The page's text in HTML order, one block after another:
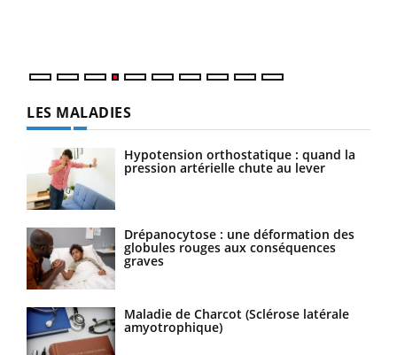
LES MALADIES
Hypotension orthostatique : quand la
pression artérielle chute au lever
Drépanocytose : une déformation des
globules rouges aux conséquences
graves
Maladie de Charcot (Sclérose latérale
amyotrophique)